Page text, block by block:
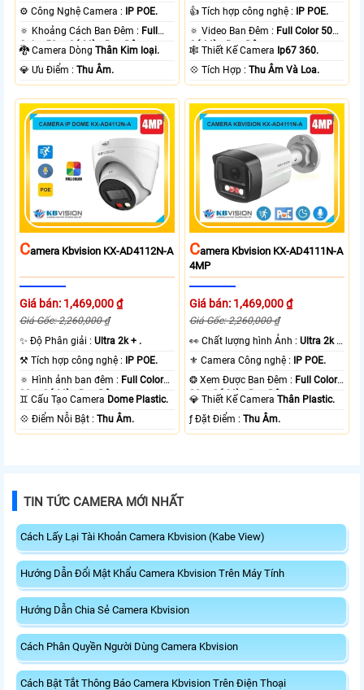
⚙ Công Nghệ Camera : IP POE.
🔅 Khoảng Cách Ban Đêm : Full
Color 50m Có Màu Ban Ðêm.
🐉️ Camera DòngThân Kim loại.
️💎 Ưu Điểm :Thu Âm.
👍 Tích hợp công nghệ : IP POE.
🔅 Video Ban Đêm : Full Color 50m
Có Màu Ban Ðêm.
🕸️ Thiết Kế Camera Ip67 360.
️💠 Tích Hợp :Thu Âm Và Loa.
CAmera Kbvision KX-AD4112N-A
Giá bán: 1,469,000 ₫
Giá Gốc: 2,260,000 ₫
✨ Độ Phân giải :Ultra 2k + .
⚒ Tích hợp công nghệ : IP POE.
🔅 Hình ảnh ban đêm : Full Color
30m Có Màu Ban Ðêm.
♊ Cấu Tạo Camera Dome Plastic.
️💠 Điểm Nỗi Bật :Thu Âm.
CAmera Kbvision KX-AD4111N-A
4MP
Giá bán: 1,469,000 ₫
Giá Gốc: 2,260,000 ₫
️👀 Chất lượng hình Ảnh :Ultra 2k +
⚜️ Camera Công nghệ : IP POE.
❂ Xem Được Ban Đêm : Full Color
30m Có Màu Ban Ðêm.
💎 Thiết Kế CameraThân Plastic.
️ƒ Đặt Điểm :Thu Âm.
TIN TỨC CAMERA MỚI NHẤT
Cách Lấy Lại Tài Khoản Camera Kbvision (Kabe View)
Hướng Dẫn Đổi Mật Khẩu Camera Kbvision Trên Máy Tính
Hướng Dẫn Chia Sẻ Camera Kbvision
Cách Phân Quyền Người Dùng Camera Kbvision
Cách Bật Tắt Thông Báo Camera Kbvision Trên Điện Thoại